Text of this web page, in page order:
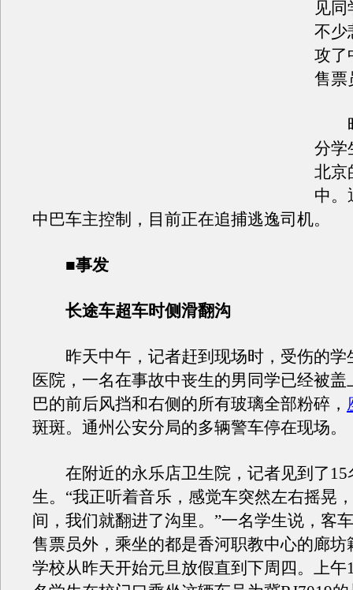
见
不少
攻了
售票
昨
分学
北京
中。
中巴车主控制，目前正在追捕逃逸司机。
■事发
长途车超车时侧滑翻沟
昨天中午，记者赶到现场时，受伤的学
医院，一名在事故中丧生的男同学已经被盖
巴的前后风挡和右侧的所有玻璃全部粉碎，
斑斑。通州公安分局的多辆警车停在现场。
在附近的永乐店卫生院，记者见到了15
生。“我正听着音乐，感觉车突然左右摇晃
间，我们就翻进了沟里。”一名学生说，客
售票员外，乘坐的都是香河职教中心的廊坊
学校从昨天开始元旦放假直到下周四。上午